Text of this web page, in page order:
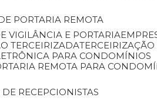
DE PORTARIA REMOTA
VIGILÂNCIA E PORTARIA
TERCEIRIZADA
PARA CONDOMÍNIOS
REMOTA PARA
DE RECEPCIONISTAS